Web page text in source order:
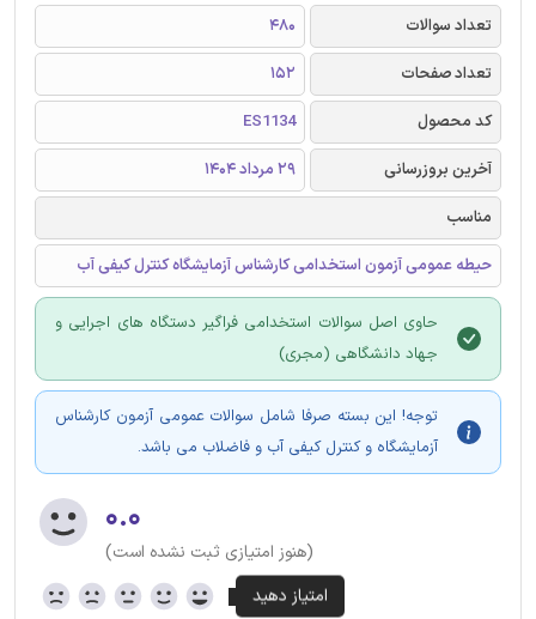
تعداد سوالات
480
تعداد صفحات
152
کد محصول
ES1134
آخرین بروزرسانی
29 مرداد 1404
مناسب
حیطه عمومی آزمون استخدامی کارشناس آزمایشگاه کنترل کیفی آب
حاوی اصل سوالات استخدامی فراگیر دستگاه های اجرایی و
جهاد دانشگاهی (مجری)
توجه! این بسته صرفا شامل سوالات عمومی آزمون کارشناس
آزمایشگاه و کنترل کیفی آب و فاضلاب می باشد.
۰.۰
(هنوز امتیازی ثبت نشده است)